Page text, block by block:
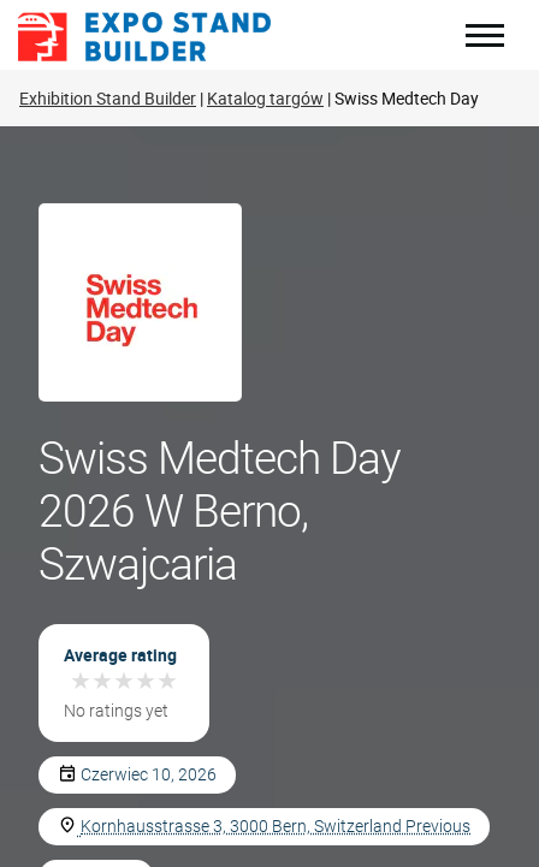
Skip
Exhibition Stand Builder Katalog targów Swiss Medtech Day
Swiss Medtech Day
2026 W Berno,
Szwajcaria
Average rating
★★★★★
★★★★★
No ratings yet
Czerwiec 10, 2026
Kornhausstrasse 3, 3000 Bern, Switzerland Previous